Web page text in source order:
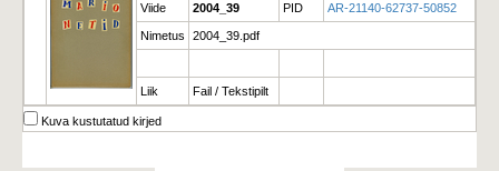
Viide 2004_39 PID AR-21140-62737-50852
Nimetus 2004_39.pdf
Liik Fail / Tekstipilt
Kuva kustutatud kirjed